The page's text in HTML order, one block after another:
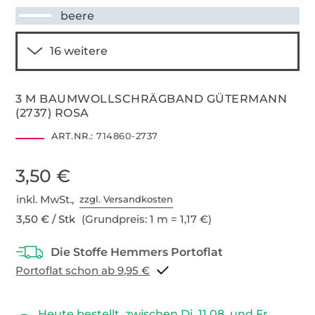
beere
3 M BAUMWOLLSCHRÄGBAND GÜTERMANN
(2737) ROSA
ART.NR.: 714860-2737
3,50 €
inkl. MwSt.,zzgl. Versandkosten
3,50 € / Stk (Grundpreis: 1 m = 1,17 €)
Portoflat schon ab 9,95 €